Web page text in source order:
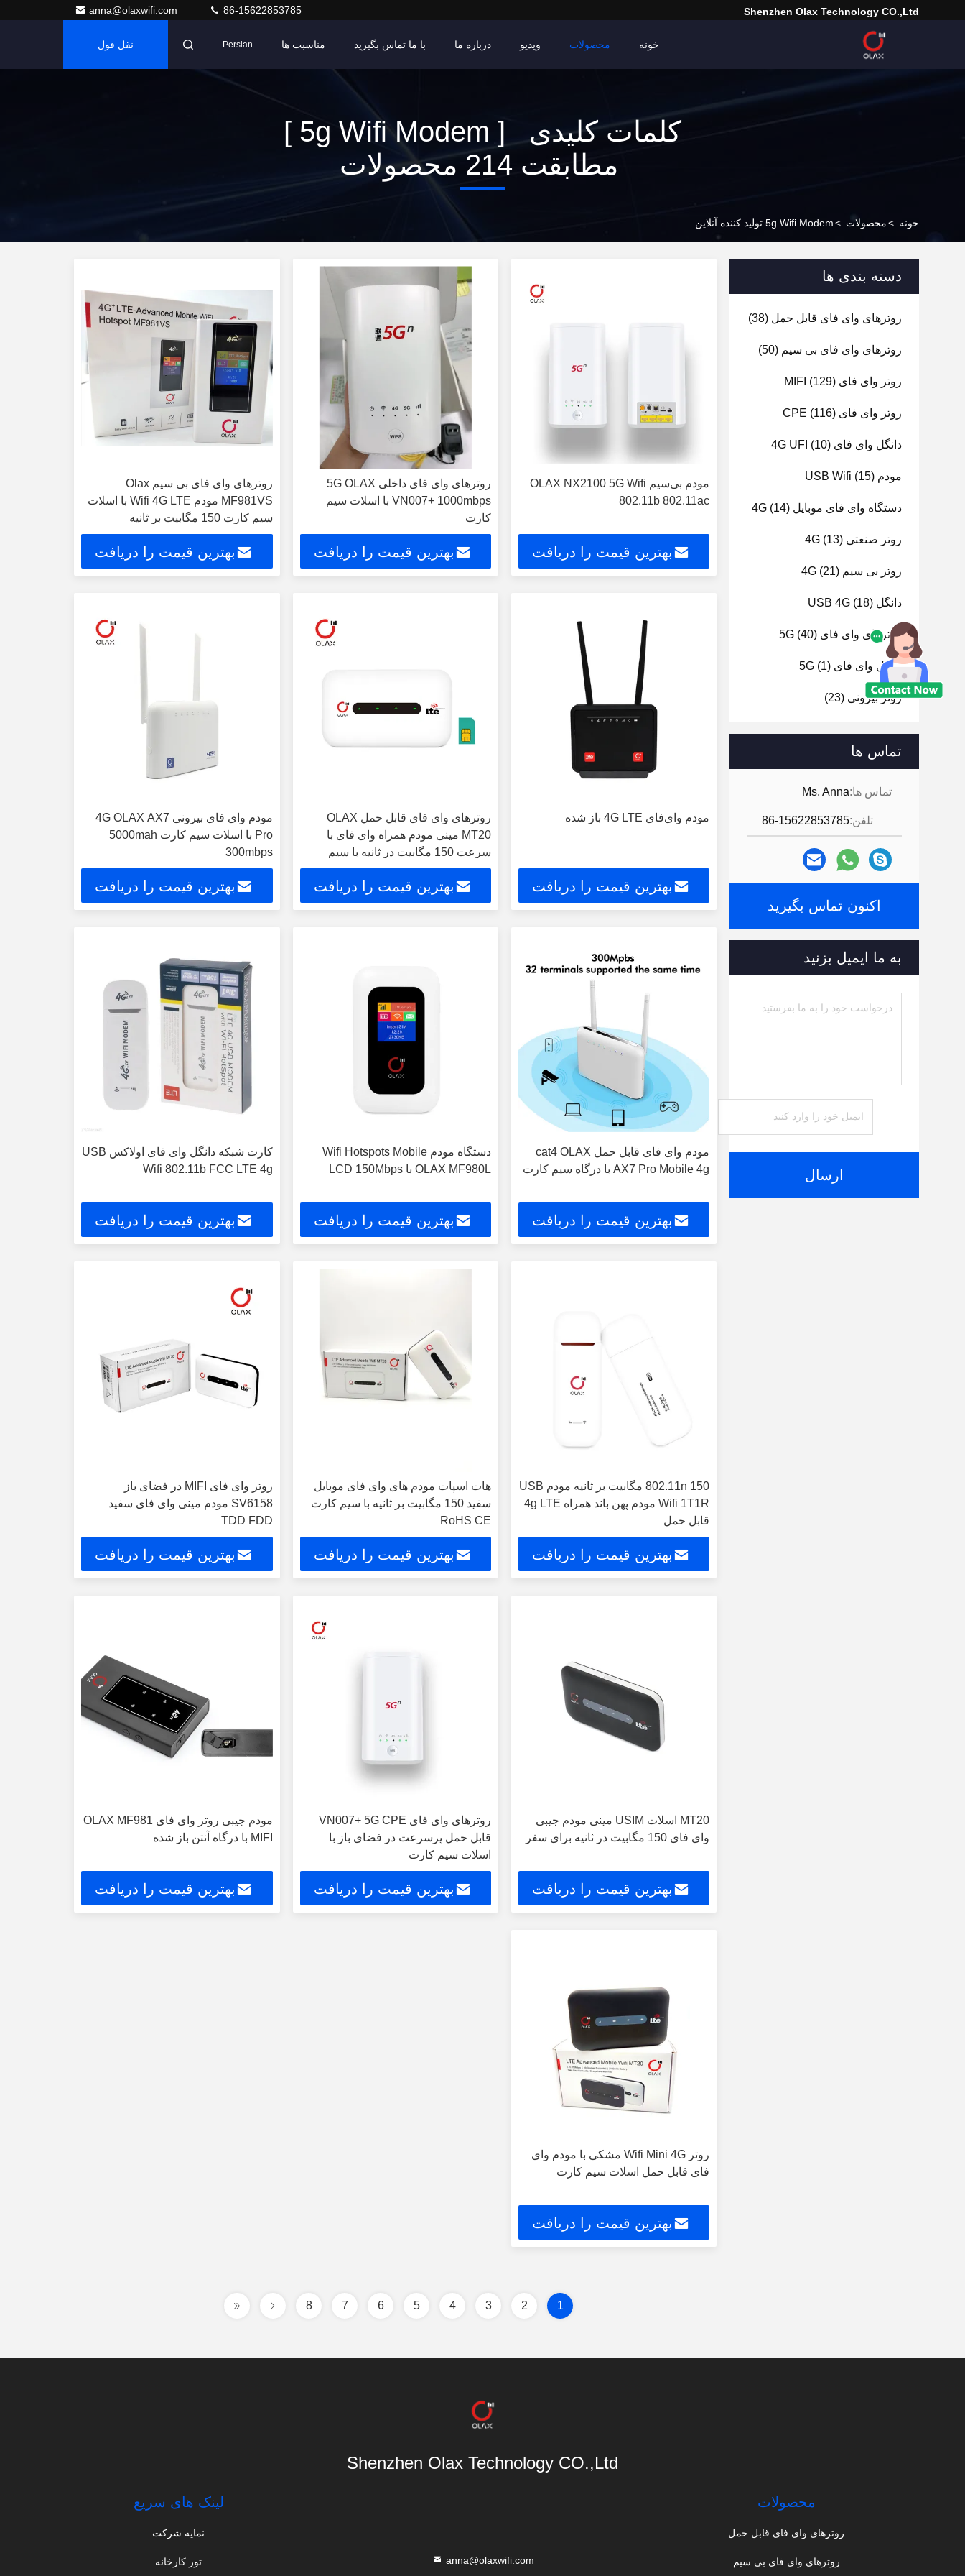
Shenzhen Olax Technology CO.,Ltd
anna@olaxwifi.com 86-15622853785
خونه محصولات ویدیو درباره ما با ما تماس بگیرید مناسبت ها Persian نقل قول
کلمات کلیدی [ 5g Wifi Modem ]
مطابقت 214 محصولات
خونه >محصولات >5g Wifi Modem تولید کننده آنلاین
دسته بندی ها
روترهای وای فای قابل حمل (38)
روترهای وای فای بی سیم (50)
روتر وای فای MIFI (129)
روتر وای فای CPE (116)
دانگل وای فای 4G UFI (10)
مودم USB Wifi (15)
دستگاه وای فای موبایل 4G (14)
روتر صنعتی 4G (13)
روتر بی سیم 4G (21)
دانگل USB 4G (18)
روترهای وای فای 5G (40)
دانگل وای فای 5G (1)
روتر بیرونی (23)
تماس ها
تماس ها:Ms. Anna
تلفن:86-15622853785
اکنون تماس بگیرید
به ما ایمیل بزنید
ارسال
مودم بی‌سیم OLAX NX2100 5G Wifi
802.11b 802.11ac
بهترین قیمت را دریافت
روترهای وای فای داخلی 5G OLAX
VN007+ 1000mbps با اسلات سیم
کارت
بهترین قیمت را دریافت
روترهای وای فای بی سیم Olax
MF981VS مودم Wifi 4G LTE با اسلات
سیم کارت 150 مگابیت بر ثانیه
بهترین قیمت را دریافت
مودم وای‌فای 4G LTE باز شده
بهترین قیمت را دریافت
روترهای وای فای قابل حمل OLAX
MT20 مینی مودم همراه وای فای با
سرعت 150 مگابیت در ثانیه با سیم
کارت
بهترین قیمت را دریافت
مودم وای فای بیرونی 4G OLAX AX7
Pro با اسلات سیم کارت 5000mah
300mbps
بهترین قیمت را دریافت
مودم وای فای قابل حمل cat4 OLAX
AX7 Pro Mobile 4g ​​با درگاه سیم کارت
بهترین قیمت را دریافت
دستگاه مودم Wifi Hotspots Mobile
OLAX MF980L با LCD 150Mbps
بهترین قیمت را دریافت
کارت شبکه دانگل وای فای اولاکس USB
Wifi 802.11b FCC LTE 4g
بهترین قیمت را دریافت
802.11n 150 مگابیت بر ثانیه مودم USB
Wifi 1T1R مودم پهن باند همراه 4g LTE
قابل حمل
بهترین قیمت را دریافت
هات اسپات مودم های وای فای موبایل
سفید 150 مگابیت بر ثانیه با سیم کارت
RoHS CE
بهترین قیمت را دریافت
روتر وای فای MIFI در فضای باز
SV6158 مودم مینی وای فای سفید
TDD FDD
بهترین قیمت را دریافت
MT20 اسلات USIM مینی مودم جیبی
وای فای 150 مگابیت در ثانیه برای سفر
بهترین قیمت را دریافت
روترهای وای فای VN007+ 5G CPE
قابل حمل پرسرعت در فضای باز با
اسلات سیم کارت
بهترین قیمت را دریافت
مودم جیبی روتر وای فای OLAX MF981
MIFI با درگاه آنتن باز شده
بهترین قیمت را دریافت
روتر Wifi Mini 4G مشکی با مودم وای
فای قابل حمل اسلات سیم کارت
بهترین قیمت را دریافت
1
2
3
4
5
6
7
8
Shenzhen Olax Technology CO.,Ltd
محصولات
روترهای وای فای قابل حمل
روترهای وای فای بی سیم anna@olaxwifi.com
لینک های سریع
نمایه شرکت
تور کارخانه